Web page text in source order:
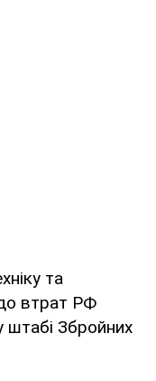
та
втрат РФ
штабі Збройних